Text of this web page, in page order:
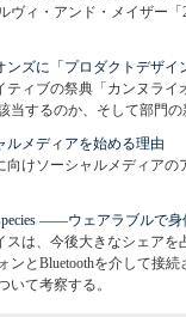
ヴィ・アンド・メイザー
ズに「プロダクトデザイ
ティブの祭典「カンヌラ
当するのか、そして部門
ルメディアを始める理由
向けソーシャルメディア
――ウェアラブルで身
スは、今後大きなシェア
ンとBluetoothを介して接
いて考察する。